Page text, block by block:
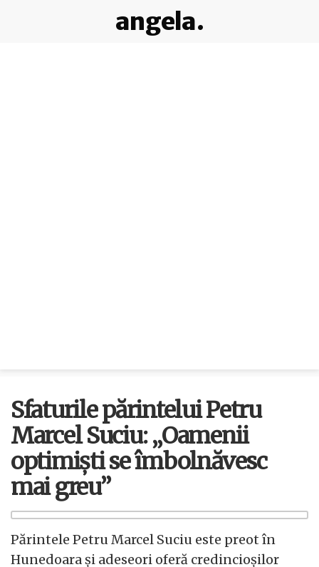
angela.
Sfaturile părintelui Petru
Marcel Suciu: „Oamenii
optimiști se îmbolnăvesc
mai greu”
Părintele Petru Marcel Suciu este preot în
Hunedoara și adeseori oferă credincioșilor